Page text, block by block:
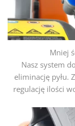
Mniej
Nasz system
eliminację pyłu.
regulację ilości